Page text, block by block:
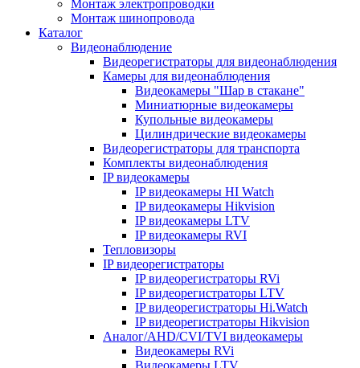
Монтаж электропроводки
Монтаж шинопровода
Каталог
Видеонаблюдение
Видеорегистраторы для видеонаблюдения
Камеры для видеонаблюдения
Видеокамеры "Шар в стакане"
Миниатюрные видеокамеры
Купольные видеокамеры
Цилиндрические видеокамеры
Видеорегистраторы для транспорта
Комплекты видеонаблюдения
IP видеокамеры
IP видеокамеры HI Watch
IP видеокамеры Hikvision
IP видеокамеры LTV
IP видеокамеры RVI
Тепловизоры
IP видеорегистраторы
IP видеорегистраторы RVi
IP видеорегистраторы LTV
IP видеорегистраторы Hi.Watch
IP видеорегистраторы Hikvision
Аналог/AHD/CVI/TVI видеокамеры
Видеокамеры RVi
Видеокамеры LTV